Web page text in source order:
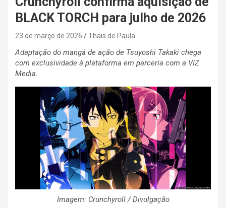
BLACK TORCH para julho de 2026
23 de março de 2026 Thais de Paula
Adaptação do mangá de ação de Tsuyoshi Takaki chega
com exclusividade à plataforma em parceria com a VIZ
Media.
Imagem: Crunchyroll / Divulgação